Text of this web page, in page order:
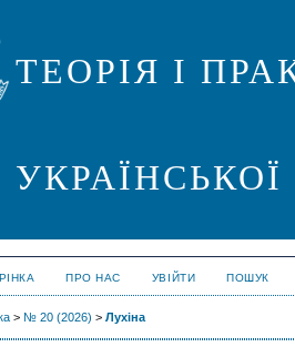
ТЕОРІЯ І
ПРО НАС УВІЙТИ ПОШУК
> № 20 (2026) > Лухіна